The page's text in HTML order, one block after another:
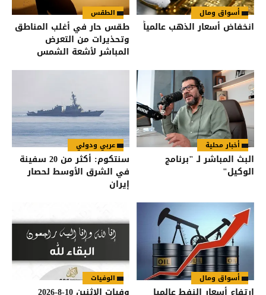
أسواق ومال
انخفاض أسعار الذهب عالمياً
الطقس
طقس حار في أغلب المناطق
وتحذيرات من التعرض
المباشر لأشعة الشمس
أخبار محلية
البث المباشر لـ "برنامج
الوكيل"
عربي ودولي
سنتكوم: أكثر من 20 سفينة
في الشرق الأوسط لحصار
إيران
أسواق ومال الوفيات